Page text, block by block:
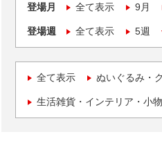
登場月 全て表示 9月
登場週 全て表示 5週
全て表示 ぬいぐるみ・
生活雑貨・インテリア・小物